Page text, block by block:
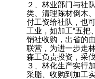
２、林业部门与社
类、清理陈材倒木
付工资给社队，也
工业，如加工“五
销社收购，出省的
联营，为进一步走
森工负责投资，采
３、林化生产实行
采脂、收购到加工